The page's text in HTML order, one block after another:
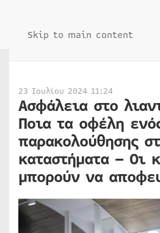
Skip to main content
23 Ιουλίου 2024 11:24
Ασφάλεια στο
Ποια τα οφέλη
παρακολούθησης
καταστήματα – Οι
μπορούν να